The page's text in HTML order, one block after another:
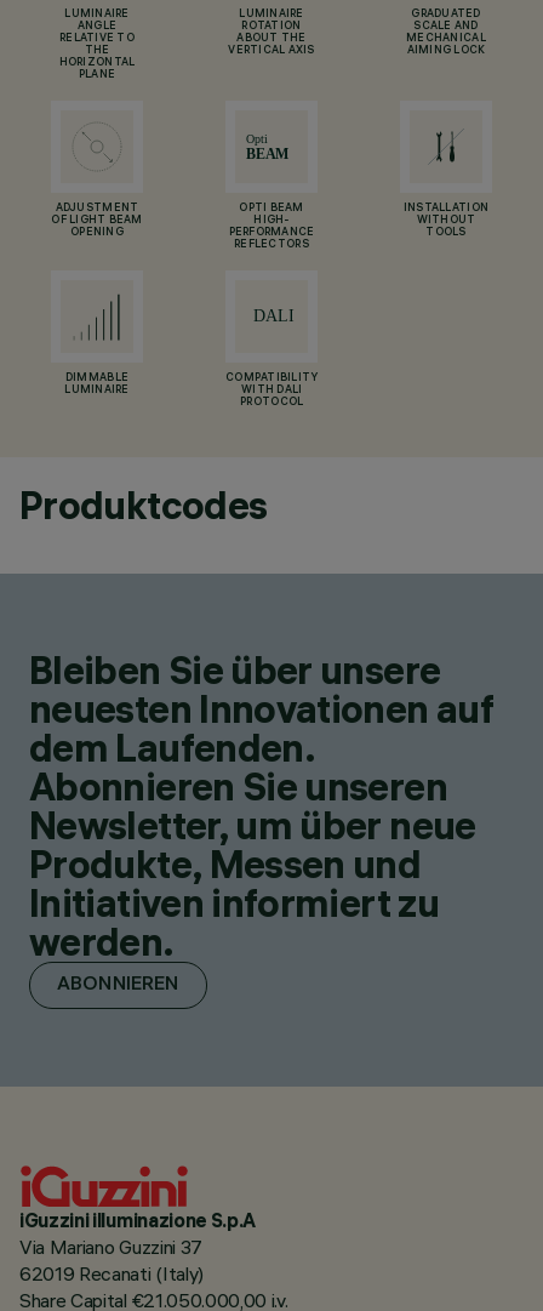
LUMINAIRE
ANGLE
RELATIVE TO
THE
HORIZONTAL
PLANE
LUMINAIRE
ROTATION
ABOUT THE
VERTICAL AXIS
GRADUATED
SCALE AND
MECHANICAL
AIMING LOCK
ADJUSTMENT
OF LIGHT BEAM
OPENING
OPTI BEAM
HIGH-
PERFORMANCE
REFLECTORS
INSTALLATION
WITHOUT
TOOLS
DIMMABLE
LUMINAIRE
COMPATIBILITY
WITH DALI
PROTOCOL
Produktcodes
Bleiben Sie über unsere
neuesten Innovationen auf
dem Laufenden.
Abonnieren Sie unseren
Newsletter, um über neue
Produkte, Messen und
Initiativen informiert zu
werden.
ABONNIEREN
iGuzzini illuminazione S.p.A
Via Mariano Guzzini 37
62019 Recanati (Italy)
Share Capital €21.050.000,00 i.v.